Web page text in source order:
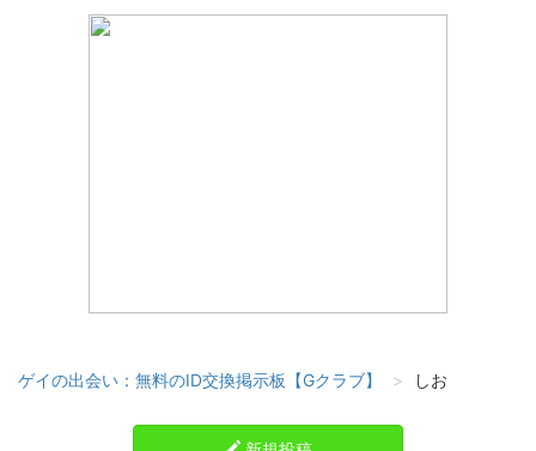
ゲイの出会い：無料のID交換掲示板【Gクラブ】 しお